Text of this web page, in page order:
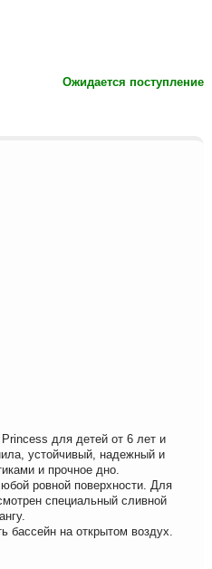
Ожидается поступление
для детей от 6 лет и
устойчивый, надежный и
и прочное дно.
ровной поверхности. Для
специальный сливной
бассейн на открытом воздух.